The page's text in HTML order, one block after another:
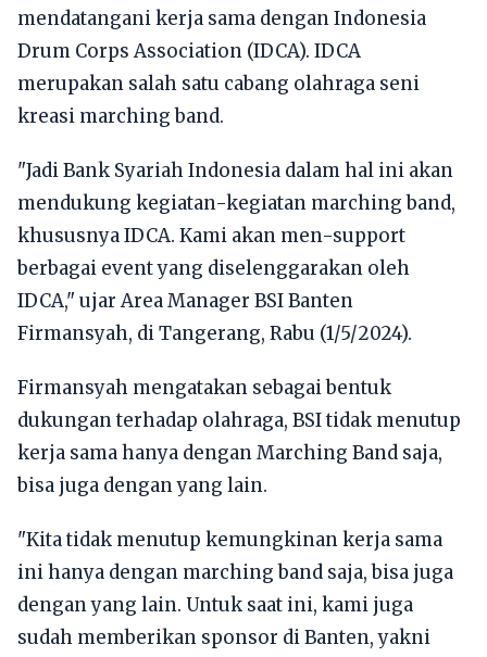
mendatangani kerja sama dengan Indonesia
Drum Corps Association (IDCA). IDCA
merupakan salah satu cabang olahraga seni
kreasi marching band.
"Jadi Bank Syariah Indonesia dalam hal ini akan
mendukung kegiatan-kegiatan marching band,
khususnya IDCA. Kami akan men-support
berbagai event yang diselenggarakan oleh
IDCA," ujar Area Manager BSI Banten
Firmansyah, di Tangerang, Rabu (1/5/2024).
Firmansyah mengatakan sebagai bentuk
dukungan terhadap olahraga, BSI tidak menutup
kerja sama hanya dengan Marching Band saja,
bisa juga dengan yang lain.
"Kita tidak menutup kemungkinan kerja sama
ini hanya dengan marching band saja, bisa juga
dengan yang lain. Untuk saat ini, kami juga
sudah memberikan sponsor di Banten, yakni